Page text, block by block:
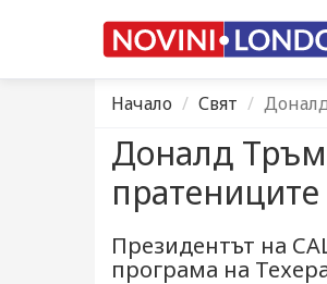
Начало Свят
Доналд
Президентът на
програма на